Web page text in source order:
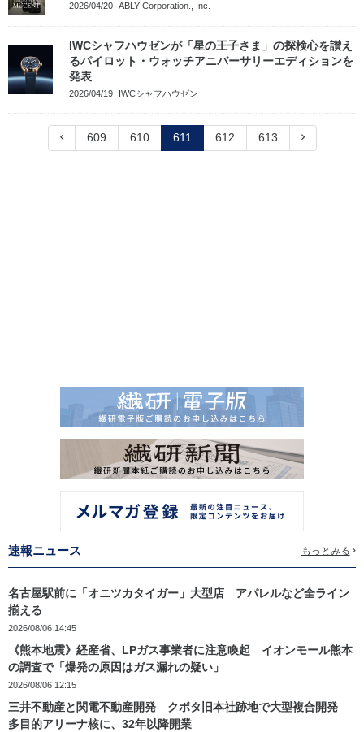
2026/04/20 ABLY Corporation., Inc.
IWCシャフハウゼンが「星の王子さま」の探検心を讃え
るパイロット・ウォッチアニバーサリーエディションを
発表
2026/04/19 IWCシャフハウゼン
609 610 611 612 613
速報ニュース もっとみる
名古屋駅前に「オニツカタイガー」大型店 アパレルなど全ライン
揃える
2026/08/06 14:45
《熊本地震》経産省、LPガス事業者に注意喚起 イオンモール熊本
の調査で「爆発の原因はガス漏れの疑い」
2026/08/06 12:15
三井不動産と関電不動産開発 クボタ旧本社跡地で大型複合開発
多目的アリーナ核に、32年以降開業